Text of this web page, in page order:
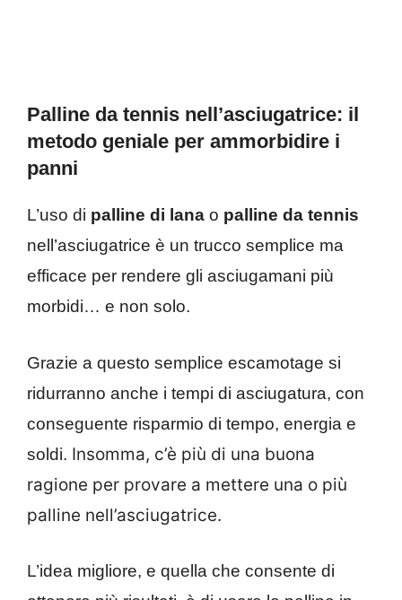
Palline da tennis nell’asciugatrice: il
metodo geniale per ammorbidire i
panni
L’uso di palline di lana o palline da tennis
nell’asciugatrice è un trucco semplice ma
efficace per rendere gli asciugamani più
morbidi… e non solo.
Grazie a questo semplice escamotage si
ridurranno anche i tempi di asciugatura, con
conseguente risparmio di tempo, energia e
soldi. Insomma, c’è più di una buona
ragione per provare a mettere una o più
palline nell’asciugatrice.
L’idea migliore, e quella che consente di